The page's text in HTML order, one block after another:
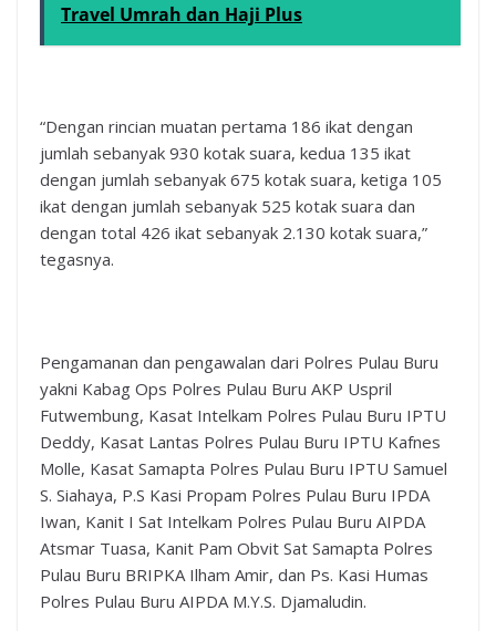
Travel Umrah dan Haji Plus
“Dengan rincian muatan pertama 186 ikat dengan
jumlah sebanyak 930 kotak suara, kedua 135 ikat
dengan jumlah sebanyak 675 kotak suara, ketiga 105
ikat dengan jumlah sebanyak 525 kotak suara dan
dengan total 426 ikat sebanyak 2.130 kotak suara,”
tegasnya.
Pengamanan dan pengawalan dari Polres Pulau Buru
yakni Kabag Ops Polres Pulau Buru AKP Uspril
Futwembung, Kasat Intelkam Polres Pulau Buru IPTU
Deddy, Kasat Lantas Polres Pulau Buru IPTU Kafnes
Molle, Kasat Samapta Polres Pulau Buru IPTU Samuel
S. Siahaya, P.S Kasi Propam Polres Pulau Buru IPDA
Iwan, Kanit I Sat Intelkam Polres Pulau Buru AIPDA
Atsmar Tuasa, Kanit Pam Obvit Sat Samapta Polres
Pulau Buru BRIPKA Ilham Amir, dan Ps. Kasi Humas
Polres Pulau Buru AIPDA M.Y.S. Djamaludin.